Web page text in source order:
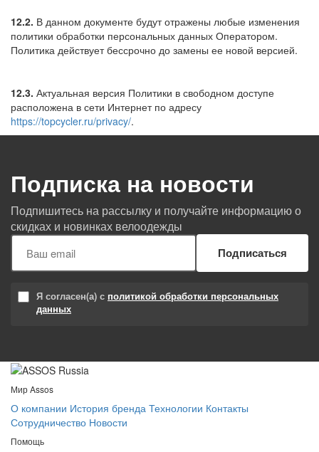
12.2. В данном документе будут отражены любые изменения
политики обработки персональных данных Оператором.
Политика действует бессрочно до замены ее новой версией.
12.3. Актуальная версия Политики в свободном доступе
расположена в сети Интернет по адресу
https://topcycler.ru/privacy/.
Подписка на новости
Подпишитесь на рассылку и получайте информацию о
скидках и новинках велоодежды
Подписаться
Я согласен(а) с политикой обработки персональных
данных
Мир Assos
О компании История бренда Технологии Контакты
Сотрудничество Новости
Помощь